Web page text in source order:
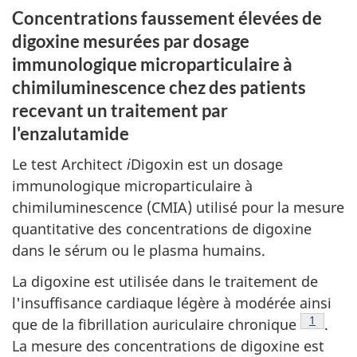
Concentrations faussement élevées de
digoxine mesurées par dosage
immunologique microparticulaire à
chimiluminescence chez des patients
recevant un traitement par
l'enzalutamide
Le test Architect iDigoxin est un dosage
immunologique microparticulaire à
chimiluminescence (CMIA) utilisé pour la mesure
quantitative des concentrations de digoxine
dans le sérum ou le plasma humains.
La digoxine est utilisée dans le traitement de
l'insuffisance cardiaque légère à modérée ainsi
que de la fibrillation auriculaire chronique
Note de
1
.
La mesure des concentrations de digoxine est